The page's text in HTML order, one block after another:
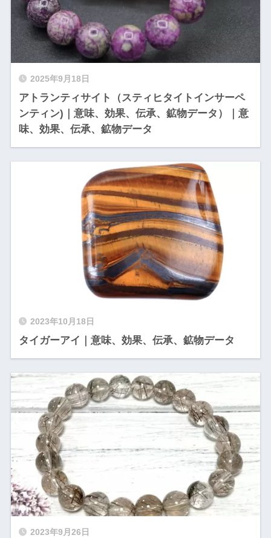
2025年9月18日
アトランティサイト（スティヒタイトインサーペ
ンティン)｜意味、効果、伝承、鉱物データ）｜意
味、効果、伝承、鉱物データ
2023年10月18日
タイガーアイ｜意味、効果、伝承、鉱物データ
2023年9月26日